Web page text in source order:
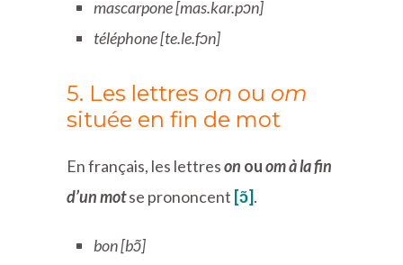
mascarpone [mas.kar.pɔn]
téléphone [te.le.fɔn]
5. Les lettres on ou om
située en fin de mot
En français, les lettreson ouom à la fin
d’un motse prononcent [ɔ̃].
bon [bɔ̃]